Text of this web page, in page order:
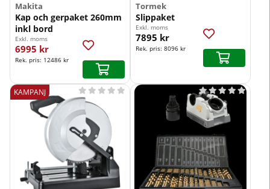
Makita
Kap och gerpaket 260mm
inkl bord
Exkl. moms
6995 kr
Rek. pris: 12486 kr
Tormek
Slippaket
Exkl. moms
7895 kr
Rek. pris: 8096 kr
KAMPANJ         